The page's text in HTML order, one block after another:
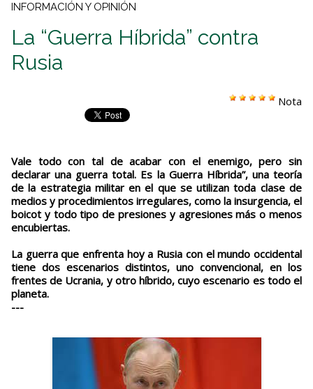
INFORMACIÓN Y OPINIÓN
La “Guerra Híbrida” contra
Rusia
Nota
Vale todo con tal de acabar con el enemigo, pero sin
declarar una guerra total. Es la Guerra Híbrida”, una teoría
de la estrategia militar en el que se utilizan toda clase de
medios y procedimientos irregulares, como la insurgencia, el
boicot y todo tipo de presiones y agresiones más o menos
encubiertas.
La guerra que enfrenta hoy a Rusia con el mundo occidental
tiene dos escenarios distintos, uno convencional, en los
frentes de Ucrania, y otro híbrido, cuyo escenario es todo el
planeta.
---